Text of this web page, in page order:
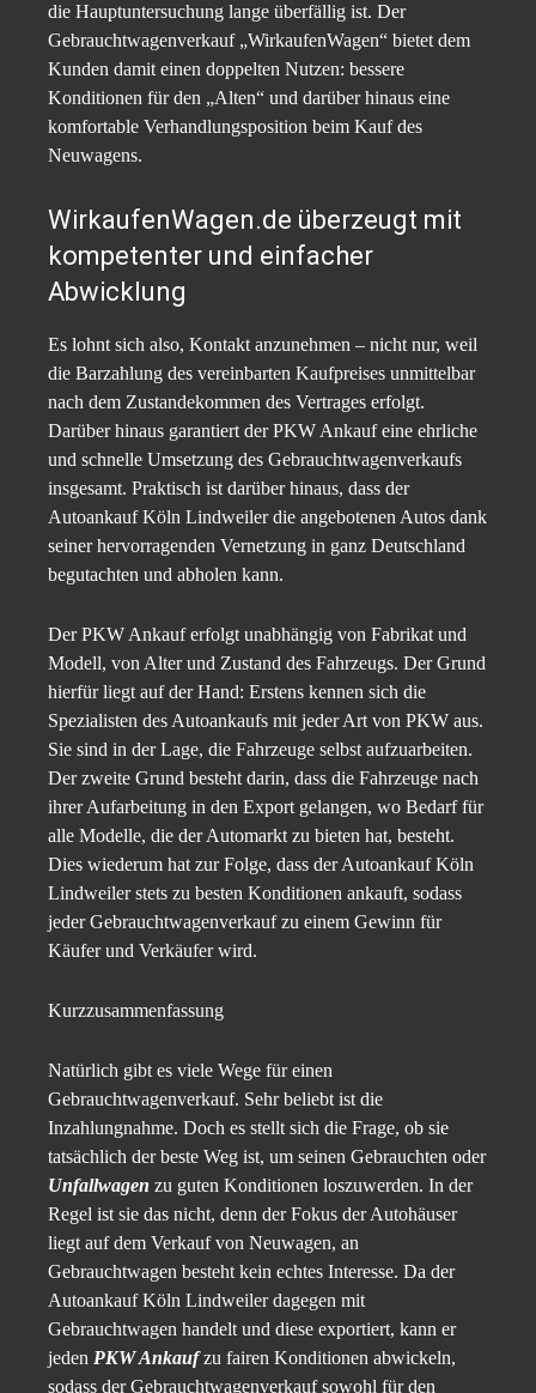
die Hauptuntersuchung lange überfällig ist. Der
Gebrauchtwagenverkauf „WirkaufenWagen“ bietet dem
Kunden damit einen doppelten Nutzen: bessere
Konditionen für den „Alten“ und darüber hinaus eine
komfortable Verhandlungsposition beim Kauf des
Neuwagens.
WirkaufenWagen.de überzeugt mit
kompetenter und einfacher
Abwicklung
Es lohnt sich also, Kontakt anzunehmen – nicht nur, weil
die Barzahlung des vereinbarten Kaufpreises unmittelbar
nach dem Zustandekommen des Vertrages erfolgt.
Darüber hinaus garantiert der PKW Ankauf eine ehrliche
und schnelle Umsetzung des Gebrauchtwagenverkaufs
insgesamt. Praktisch ist darüber hinaus, dass der
Autoankauf Köln Lindweiler die angebotenen Autos dank
seiner hervorragenden Vernetzung in ganz Deutschland
begutachten und abholen kann.
Der PKW Ankauf erfolgt unabhängig von Fabrikat und
Modell, von Alter und Zustand des Fahrzeugs. Der Grund
hierfür liegt auf der Hand: Erstens kennen sich die
Spezialisten des Autoankaufs mit jeder Art von PKW aus.
Sie sind in der Lage, die Fahrzeuge selbst aufzuarbeiten.
Der zweite Grund besteht darin, dass die Fahrzeuge nach
ihrer Aufarbeitung in den Export gelangen, wo Bedarf für
alle Modelle, die der Automarkt zu bieten hat, besteht.
Dies wiederum hat zur Folge, dass der Autoankauf Köln
Lindweiler stets zu besten Konditionen ankauft, sodass
jeder Gebrauchtwagenverkauf zu einem Gewinn für
Käufer und Verkäufer wird.
Kurzzusammenfassung
Natürlich gibt es viele Wege für einen
Gebrauchtwagenverkauf. Sehr beliebt ist die
Inzahlungnahme. Doch es stellt sich die Frage, ob sie
tatsächlich der beste Weg ist, um seinen Gebrauchten oder
Unfallwagen zu guten Konditionen loszuwerden. In der
Regel ist sie das nicht, denn der Fokus der Autohäuser
liegt auf dem Verkauf von Neuwagen, an
Gebrauchtwagen besteht kein echtes Interesse. Da der
Autoankauf Köln Lindweiler dagegen mit
Gebrauchtwagen handelt und diese exportiert, kann er
jeden PKW Ankaufzu fairen Konditionen abwickeln,
sodass der Gebrauchtwagenverkauf sowohl für den